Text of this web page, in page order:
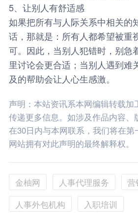
5、让别人有舒适感
如果把所有与人际关系中相关的
话，那就是：所有人都希望被重
可。因此，当别人犯错时，别急
里讨论会更合适；当别人遇到难
及的帮助会让人心生感激。
声明：本站资讯系本网编辑转载加
传递更多信息。如涉及作品内容、
在30日内与本网联系，我们将在
网站拥有对此声明的最终解释权。
金柚网 人事代理服务
营
人事外包机构
入职培训